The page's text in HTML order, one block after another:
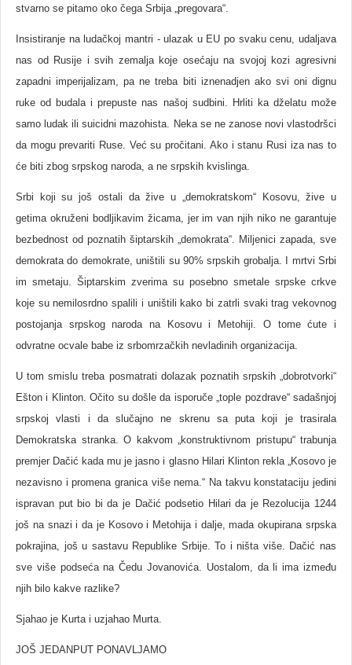
stvarno se pitamo oko čega Srbija „pregovara“.
Insistiranje na ludačkoj mantri - ulazak u EU po svaku cenu, udaljava
nas od Rusije i svih zemalja koje osećaju na svojoj kozi agresivni
zapadni imperijalizam, pa ne treba biti iznenadjen ako svi oni dignu
ruke od budala i prepuste nas našoj sudbini. Hrliti ka dželatu može
samo ludak ili suicidni mazohista. Neka se ne zanose novi vlastodršci
da mogu prevariti Ruse. Već su pročitani. Ako i stanu Rusi iza nas to
će biti zbog srpskog naroda, a ne srpskih kvislinga.
Srbi koji su još ostali da žive u „demokratskom“ Kosovu, žive u
getima okruženi bodljikavim žicama, jer im van njih niko ne garantuje
bezbednost od poznatih šiptarskih „demokrata“. Miljenici zapada, sve
demokrata do demokrate, uništili su 90% srpskih grobalja. I mrtvi Srbi
im smetaju. Šiptarskim zverima su posebno smetale srpske crkve
koje su nemilosrdno spalili i uništili kako bi zatrli svaki trag vekovnog
postojanja srpskog naroda na Kosovu i Metohiji. O tome ćute i
odvratne ocvale babe iz srbomrzačkih nevladinih organizacija.
U tom smislu treba posmatrati dolazak poznatih srpskih „dobrotvorki“
Ešton i Klinton. Očito su došle da isporuče „tople pozdrave“ sadašnjoj
srpskoj vlasti i da slučajno ne skrenu sa puta koji je trasirala
Demokratska stranka. O kakvom „konstruktivnom pristupu“ trabunja
premjer Dačić kada mu je jasno i glasno Hilari Klinton rekla „Kosovo je
nezavisno i promena granica više nema.“ Na takvu konstataciju jedini
ispravan put bio bi da je Dačić podsetio Hilari da je Rezolucija 1244
još na snazi i da je Kosovo i Metohija i dalje, mada okupirana srpska
pokrajina, još u sastavu Republike Srbije. To i ništa više. Dačić nas
sve više podseća na Čedu Jovanovića. Uostalom, da li ima između
njih bilo kakve razlike?
Sjahao je Kurta i uzjahao Murta.
JOŠ JEDANPUT PONAVLJAMO